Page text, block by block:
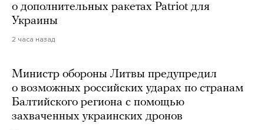
о дополнительных ракетах Patriot для
Украины
2 часа назад
Министр обороны Литвы предупредил
о возможных российских ударах по странам
Балтийского региона с помощью
захваченных украинских дронов